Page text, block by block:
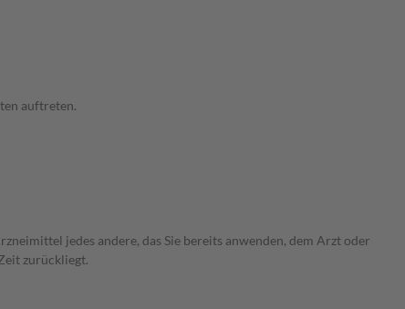
auftreten.
jedes andere, das Sie bereits anwenden, dem Arzt oder
zurückliegt.